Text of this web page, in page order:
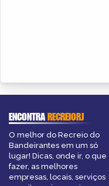
ENCONTRARECREIORJ
O melhor do Recreio do
Bandeirantes em um só
lugar! Dicas, onde ir, o que
fazer, as melhores
empresas, locais, serviços